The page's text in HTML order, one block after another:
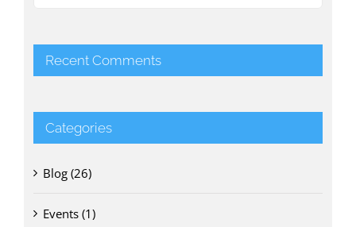
Recent Comments
Categories
Blog (26)
Events (1)